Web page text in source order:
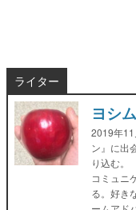
ライター
ヨシ
2019年11
ン』に出
り込む。
コミュニ
る。好き